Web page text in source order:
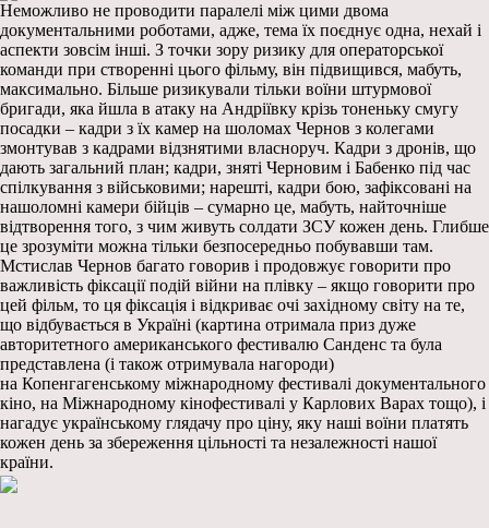
Неможливо не проводити паралелі між цими двома
документальними роботами, адже, тема їх поєднує одна, нехай і
аспекти зовсім інші. З точки зору ризику для операторської
команди при створенні цього фільму, він підвищився, мабуть,
максимально. Більше ризикували тільки воїни штурмової
бригади, яка йшла в атаку на Андріївку крізь тоненьку смугу
посадки – кадри з їх камер на шоломах Чернов з колегами
змонтував з кадрами відзнятими власноруч. Кадри з дронів, що
дають загальний план; кадри, зняті Черновим і Бабенко під час
спілкування з військовими; нарешті, кадри бою, зафіксовані на
нашоломні камери бійців – сумарно це, мабуть, найточніше
відтворення того, з чим живуть солдати ЗСУ кожен день. Глибше
це зрозуміти можна тільки безпосередньо побувавши там.
Мстислав Чернов багато говорив і продовжує говорити про
важливість фіксації подій війни на плівку – якщо говорити про
цей фільм, то ця фіксація і відкриває очі західному світу на те,
що відбувається в Україні (картина отримала приз дуже
авторитетного американського фестивалю Санденс та була
представлена (і також отримувала нагороди)
на Копенгагенському міжнародному фестивалі документального
кіно, на Міжнародному кінофестивалі у Карлових Варах тощо), і
нагадує українському глядачу про ціну, яку наші воїни платять
кожен день за збереження цільності та незалежності нашої
країни.